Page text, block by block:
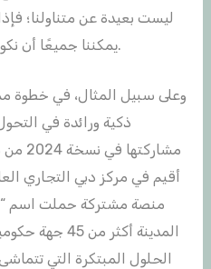
ليست بعيدة عن متناولنا؛
يمكننا جميعًا أن نكون جزءًا من هذا التغيير الكبير.
وعلى سبيل المثال، في خطوة
ذكية ورائدة في
منصة مشتركة حملت اسم
المدينة
الحلول المبتكرة التي